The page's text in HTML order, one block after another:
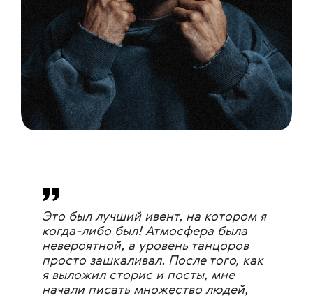
Это был лучший ивент, на котором я
когда-либо был! Атмосфера была
невероятной, а уровень танцоров
просто зашкаливал. После того, как
я выложил сторис и посты, мне
начали писать множество людей,